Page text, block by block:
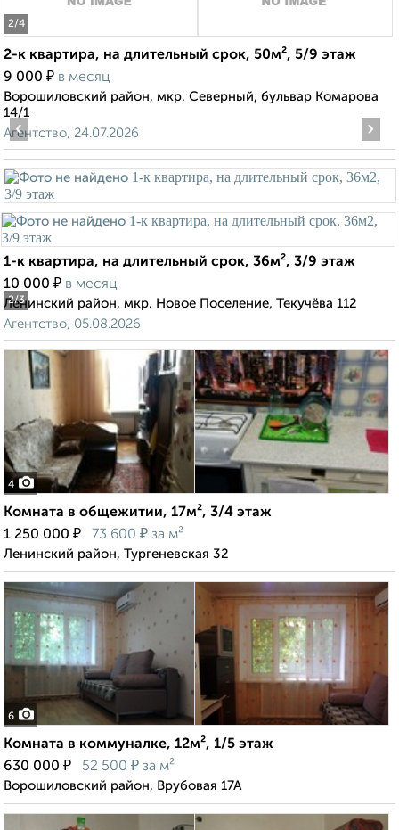
2/4
2-к квартира, на длительный срок, 50м², 5/9 этаж
9 000 ₽ в месяц
Ворошиловский район, мкр. Северный, бульвар Комарова
14/1
Агентство, 24.07.2026
2/3
‹ ›
1-к квартира, на длительный срок, 36м², 3/9 этаж
10 000 ₽ в месяц
Ленинский район, мкр. Новое Поселение, Текучёва 112
Агентство, 05.08.2026
4
Комната в общежитии, 17м², 3/4 этаж
1 250 000 ₽ 73 600 ₽ за м²
Ленинский район, Тургеневская 32
6
Комната в коммуналке, 12м², 1/5 этаж
630 000 ₽ 52 500 ₽ за м²
Ворошиловский район, Врубовая 17А